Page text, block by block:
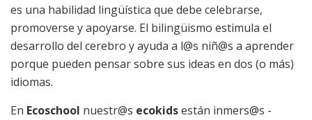
es una habilidad lingüística que debe celebrarse,
promoverse y apoyarse. El bilingüismo estimula el
desarrollo del cerebro y ayuda a l@s niñ@s a aprender
porque pueden pensar sobre sus ideas en dos (o más)
idiomas.
En Ecoschool nuestr@s ecokidsestán inmers@s -